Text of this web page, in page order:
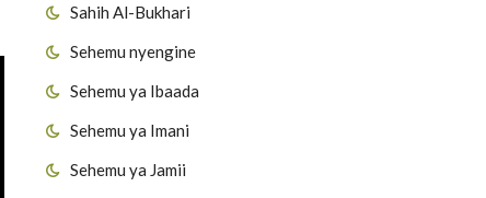
Sahih Al-Bukhari
Sehemu nyengine
Sehemu ya Ibaada
Sehemu ya Imani
Sehemu ya Jamii